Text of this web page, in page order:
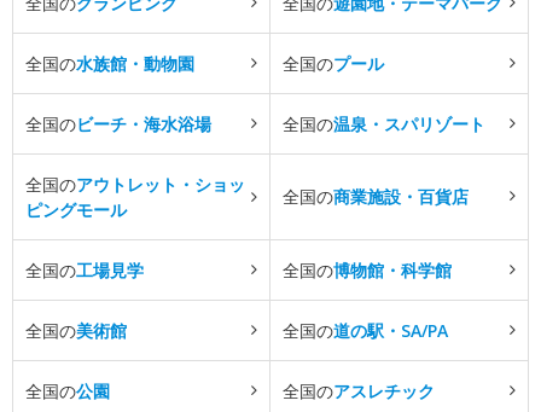
全国の水族館・動物園 全国のプール
全国のビーチ・海水浴場 全国の温泉・スパリゾート
全国のアウトレット・ショッ
ピングモール
全国の商業施設・百貨店
全国の工場見学 全国の博物館・科学館
全国の美術館 全国の道の駅・SA/PA
全国の公園 全国のアスレチック